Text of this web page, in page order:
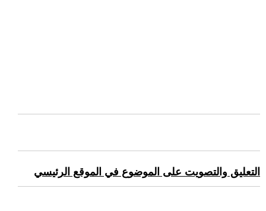
التعليق والتصويت على الموضوع في الموقع الرئيسي